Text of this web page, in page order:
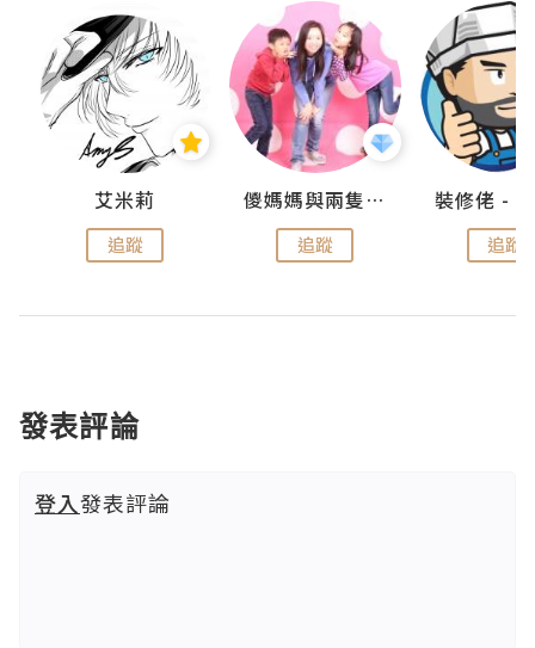
艾米莉
追蹤
儍媽媽與兩隻小魔怪之家
追蹤 追蹤
發表評論
登入發表評論